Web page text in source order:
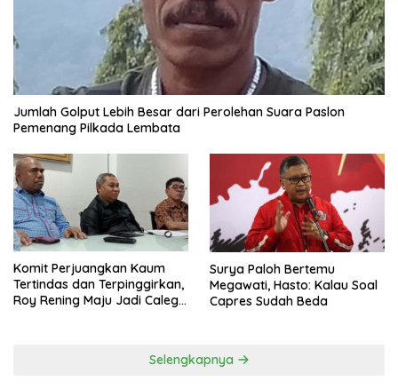
Jumlah Golput Lebih Besar dari Perolehan Suara Paslon
Pemenang Pilkada Lembata
Komit Perjuangkan Kaum
Tertindas dan Terpinggirkan,
Roy Rening Maju Jadi Caleg
Surya Paloh Bertemu
Megawati, Hasto: Kalau Soal
Capres Sudah Beda
Selengkapnya